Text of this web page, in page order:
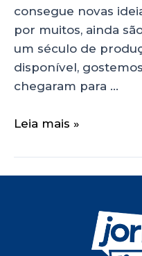
consegue novas
por muitos, ainda
um século de
disponível,
chegaram para …
Leia mais »